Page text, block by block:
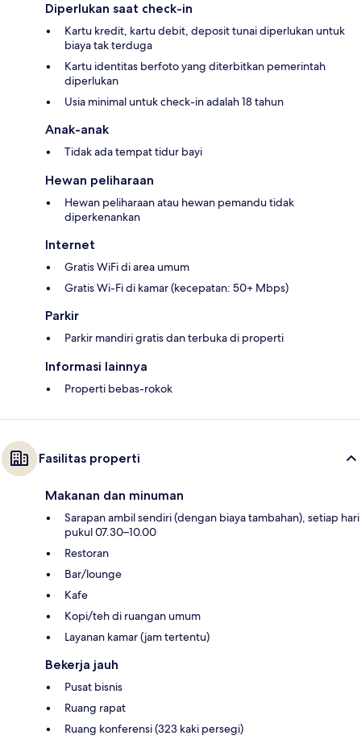
Diperlukan saat check-in
Kartu kredit, kartu debit, deposit tunai diperlukan untuk
biaya tak terduga
Kartu identitas berfoto yang diterbitkan pemerintah
diperlukan
Usia minimal untuk check-in adalah 18 tahun
Anak-anak
Tidak ada tempat tidur bayi
Hewan peliharaan
Hewan peliharaan atau hewan pemandu tidak
diperkenankan
Internet
Gratis WiFi di area umum
Gratis Wi-Fi di kamar (kecepatan: 50+ Mbps)
Parkir
Parkir mandiri gratis dan terbuka di properti
Informasi lainnya
Properti bebas-rokok
Fasilitas properti
Makanan dan minuman
Sarapan ambil sendiri (dengan biaya tambahan), setiap hari
pukul 07.30–10.00
Restoran
Bar/lounge
Kafe
Kopi/teh di ruangan umum
Layanan kamar (jam tertentu)
Bekerja jauh
Pusat bisnis
Ruang rapat
Ruang konferensi (323 kaki persegi)